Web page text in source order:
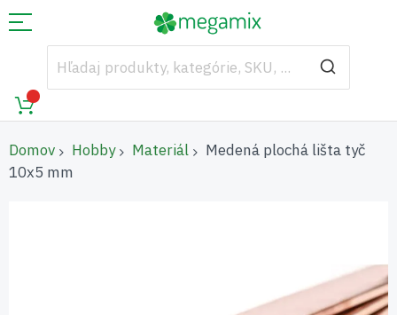
Domov Hobby Materiál
Medená plochá lišta tyč
10x5 mm